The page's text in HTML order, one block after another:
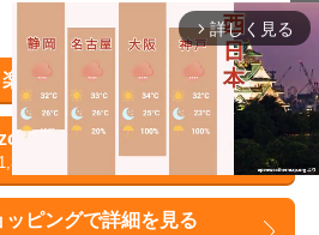
楽天で検索
で詳細を見る
1,371円
ピングで詳細を見る
arrow_forward_ios 詳しく見る